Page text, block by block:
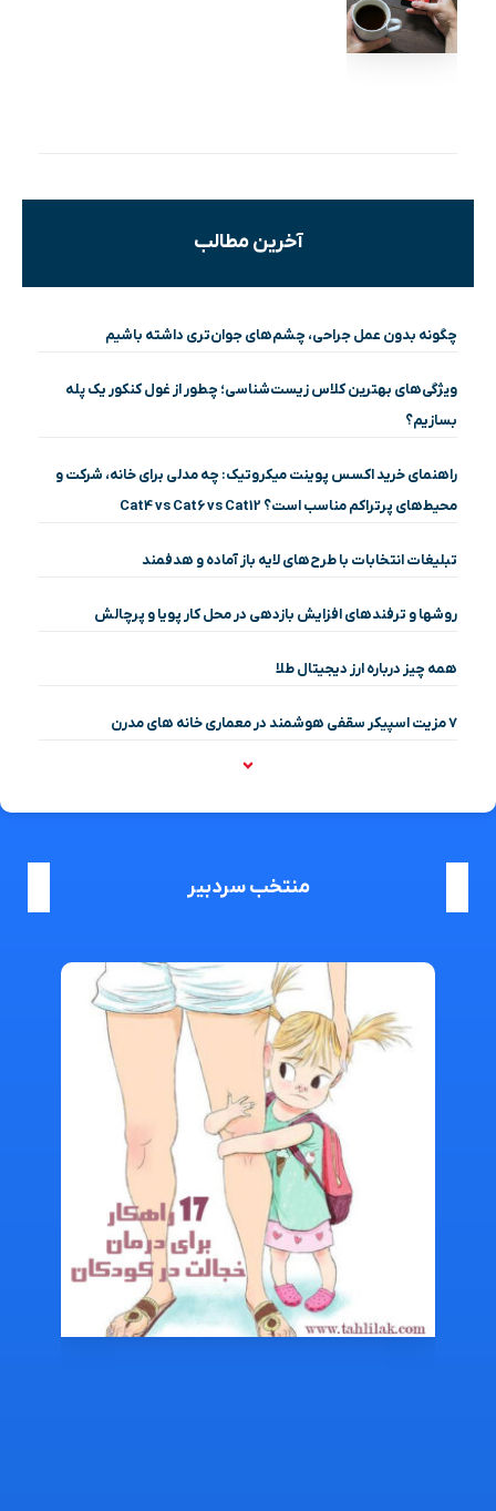
آخرین مطالب
چگونه بدون عمل جراحی، چشم‌های جوان‌تری داشته باشیم
ویژگی‌های بهترین کلاس زیست‌شناسی؛ چطور از غول کنکور یک پله
بسازیم؟
راهنمای خرید اکسس پوینت میکروتیک: چه مدلی برای خانه، شرکت و
محیط‌های پرتراکم مناسب است؟ Cat4 vs Cat6 vs Cat12
تبلیغات انتخابات با طرح‌های لایه باز آماده و هدفمند
روشها و ترفندهای افزایش بازدهی در محل کار پویا و پرچالش
همه چیز درباره ارز دیجیتال طلا
۷ مزیت اسپیکر سقفی هوشمند در معماری خانه‌ های مدرن
منتخب سردبیر